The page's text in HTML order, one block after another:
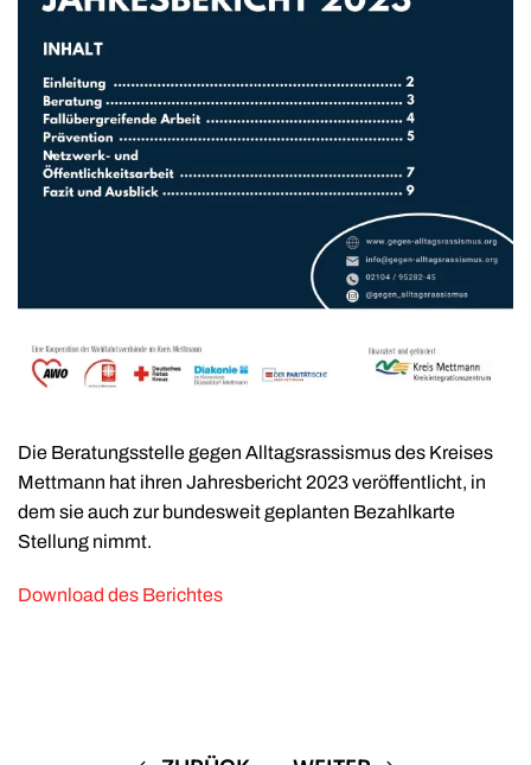
Die Beratungsstelle gegen Alltagsrassismus des Kreises
Mettmann hat ihren Jahresbericht 2023 veröffentlicht, in
dem sie auch zur bundesweit geplanten Bezahlkarte
Stellung nimmt.
Download des Berichtes